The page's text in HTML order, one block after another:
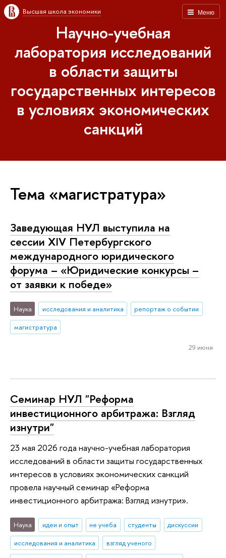
Меню
Высшая школа экономики
Научно-учебная
лаборатория исследований
в области защиты
государственных интересов
в условиях экономических
санкций
Тема «магистратура»
Заведующая НУЛ выступила на
сессии XIV Петербургского
международного юридического
форума – «Юридические конкурсы –
от заявки к победе»
Наука исследования и аналитика
репортаж о событии
магистратура
29 июня
Семинар НУЛ "Реформа
инвестиционного арбитража: Взгляд
изнутри"
23 мая 2026 года научно-учебная лаборатория
исследований в области защиты государственных
интересов в условиях экономических санкций
провела научный семинар «Реформа
инвестиционного арбитража: Взгляд изнутри».
Наука идеи и опыт не учеба студенты
дискуссии
исследования и аналитика
взгляд ученого